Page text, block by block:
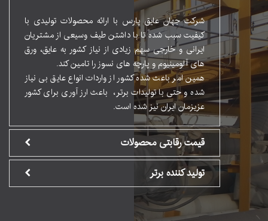
شرکت جهان عایق پارس با ارائه محصولات تولیدی با
کیفیت سبب شده تا با داشتن طیف وسیعی از مشتریان
ایرانی و خارجی سهم زیادی از نیاز کشور به عایق، ورق
های آلومینیوم و پارچه های نسوز را تامین کند.
همین امر باعث شده کشور از واردات انواع عایق بی نیاز
شده و حتی با تولیدات برتر، باعث ارز آوری برای کشور
عزیزمان ایران نیز شده است.
قیمت رقابتی محصولات
تولید کننده برتر